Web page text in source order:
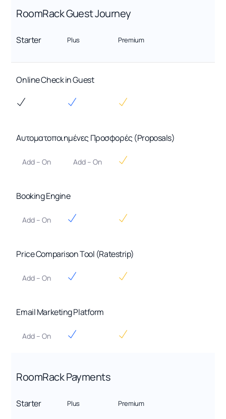
RoomRack Guest Journey
Starter Plus Premium
Online Check in Guest
Αυτοματοποιημένες Προσφορές (Proposals)
Add – On Add – On
Booking Engine
Add – On
Price Comparison Tool (Ratestrip)
Add – On
Email Marketing Platform
Add – On
RoomRack Payments
Starter Plus Premium